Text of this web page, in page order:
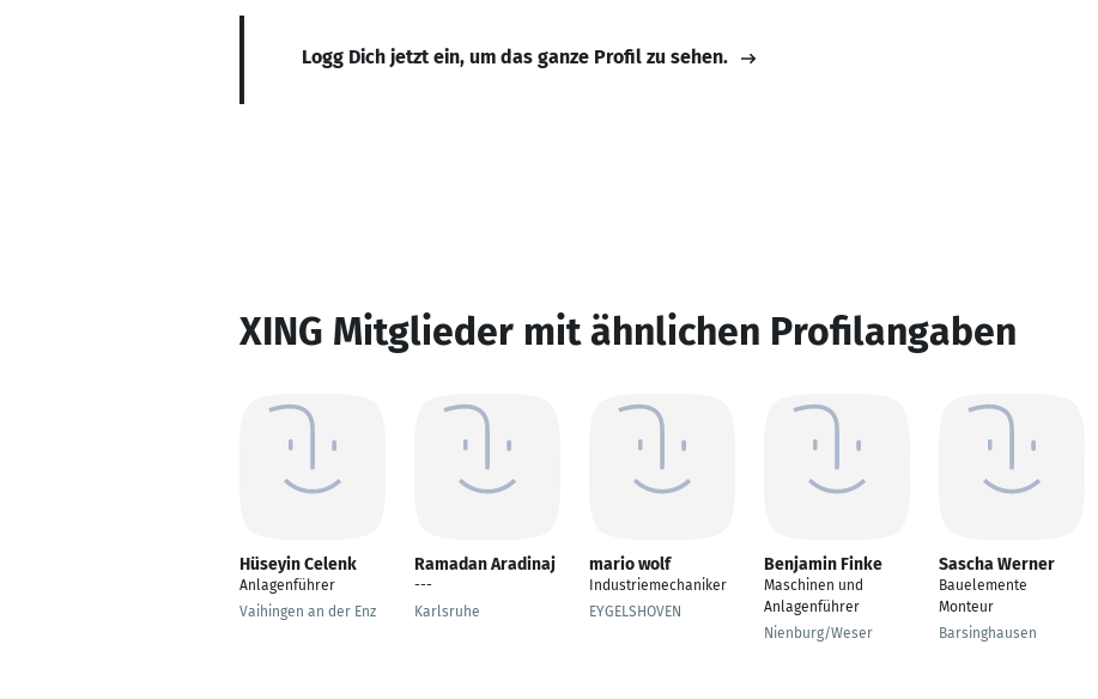
Logg Dich jetzt ein, um das ganze Profil zu sehen.
XING Mitglieder mit ähnlichen Profilangaben
Hüseyin Celenk
Anlagenführer
Vaihingen an der Enz
Ramadan Aradinaj
---
Karlsruhe
mario wolf
Industriemechaniker
EYGELSHOVEN
Benjamin Finke
Maschinen und
Anlagenführer
Nienburg/Weser
Sascha Werner
Bauelemente
Monteur
Barsinghausen